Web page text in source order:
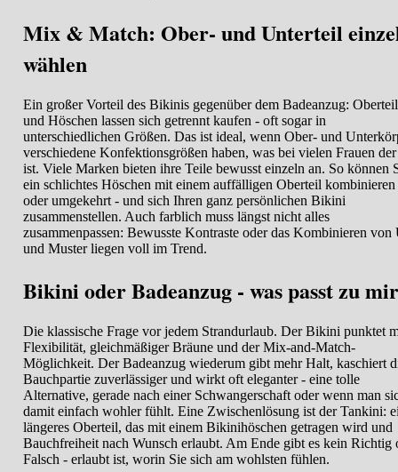
Mix & Match: Ober- und Unterteil
wählen
Ein großer Vorteil des Bikinis gegenüber dem Badeanzug: Oberteil
und Höschen lassen sich getrennt kaufen - oft sogar in
unterschiedlichen Größen. Das ist ideal, wenn Ober- und
verschiedene Konfektionsgrößen haben, was bei vielen Frauen
ist. Viele Marken bieten ihre Teile bewusst einzeln an. So können
ein schlichtes Höschen mit einem auffälligen Oberteil kombinieren
oder umgekehrt - und sich Ihren ganz persönlichen Bikini
zusammenstellen. Auch farblich muss längst nicht alles
zusammenpassen: Bewusste Kontraste oder das Kombinieren von
und Muster liegen voll im Trend.
Bikini oder Badeanzug - was passt zu
Die klassische Frage vor jedem Strandurlaub. Der Bikini punktet
Flexibilität, gleichmäßiger Bräune und der Mix-and-Match-
Möglichkeit. Der Badeanzug wiederum gibt mehr Halt, kaschiert
Bauchpartie zuverlässiger und wirkt oft eleganter - eine tolle
Alternative, gerade nach einer Schwangerschaft oder wenn man
damit einfach wohler fühlt. Eine Zwischenlösung ist der Tankini:
längeres Oberteil, das mit einem Bikinihöschen getragen wird und
Bauchfreiheit nach Wunsch erlaubt. Am Ende gibt es kein Richtig
Falsch - erlaubt ist, worin Sie sich am wohlsten fühlen.